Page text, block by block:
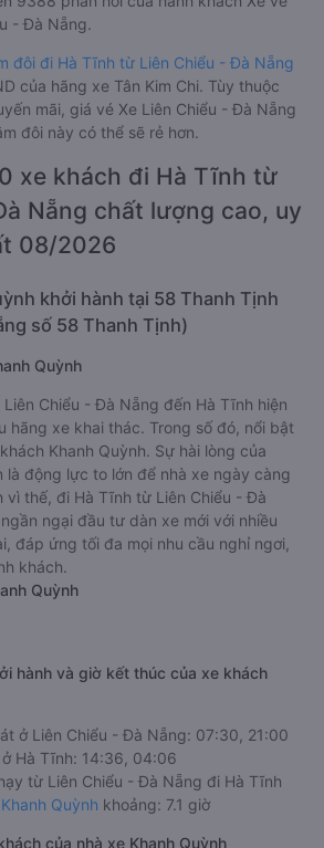
Hà Tĩnh giường nằm đôi tốt nhất: Xe
đi Hà Tĩnh giường nằm đôi được
lượng Tốt với điểm đánh giá trung
9388 phản hồi của hành khách Xe về
- Đà Nẵng.
đôi đi Hà Tĩnh từ Liên Chiểu - Đà Nẵng
của hãng xe Tân Kim Chi. Tùy thuộc
mãi, giá vé Xe Liên Chiểu - Đà Nẵng
đôi này có thể sẽ rẻ hơn.
xe khách đi Hà Tĩnh từ
Nẵng chất lượng cao, uy
08/2026
khởi hành tại 58 Thanh Tịnh
số 58 Thanh Tịnh)
Quỳnh
Chiểu - Đà Nẵng đến Hà Tĩnh hiện
hãng xe khai thác. Trong số đó, nổi bật
Khanh Quỳnh. Sự hài lòng của
là động lực to lớn để nhà xe ngày càng
vì thế, đi Hà Tĩnh từ Liên Chiểu - Đà
ngại đầu tư dàn xe mới với nhiều
Quỳnh
hành và giờ kết thúc của xe khách
ở Liên Chiểu - Đà Nẵng: 07:30, 21:00
Hà Tĩnh: 14:36, 04:06